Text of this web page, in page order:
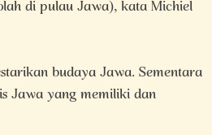
di pulau Jawa), kata Michiel
budaya Jawa. Sementara
Jawa yang memiliki dan